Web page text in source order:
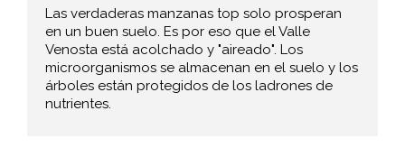
Las verdaderas manzanas top solo prosperan
en un buen suelo. Es por eso que el Valle
Venosta está acolchado y "aireado". Los
microorganismos se almacenan en el suelo y los
árboles están protegidos de los ladrones de
nutrientes.